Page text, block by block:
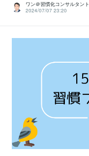
ワン＠習慣化コンサルタント
2024/07/07 23:20